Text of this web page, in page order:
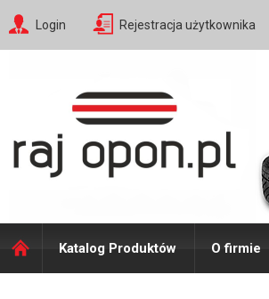
Login Rejestracja użytkownika
Katalog Produktów O firmie